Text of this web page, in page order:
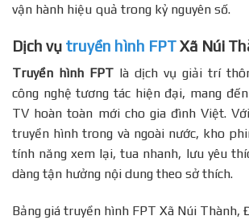
vận hành hiệu quả trong kỷ nguyên số.
Dịch vụ truyền hình FPTXã Núi
Truyền hình FPT là dịch vụ giải trí
công nghệ tương tác hiện đại, mang
TV hoàn toàn mới cho gia đình Việt.
truyền hình trong và ngoài nước, kho
tính năng xem lại, tua nhanh, lưu yêu
dàng tận hưởng nội dung theo sở thích.
Bảng giá truyền hình FPT Xã Núi Thành,